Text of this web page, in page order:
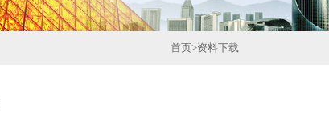
首页>资料下载